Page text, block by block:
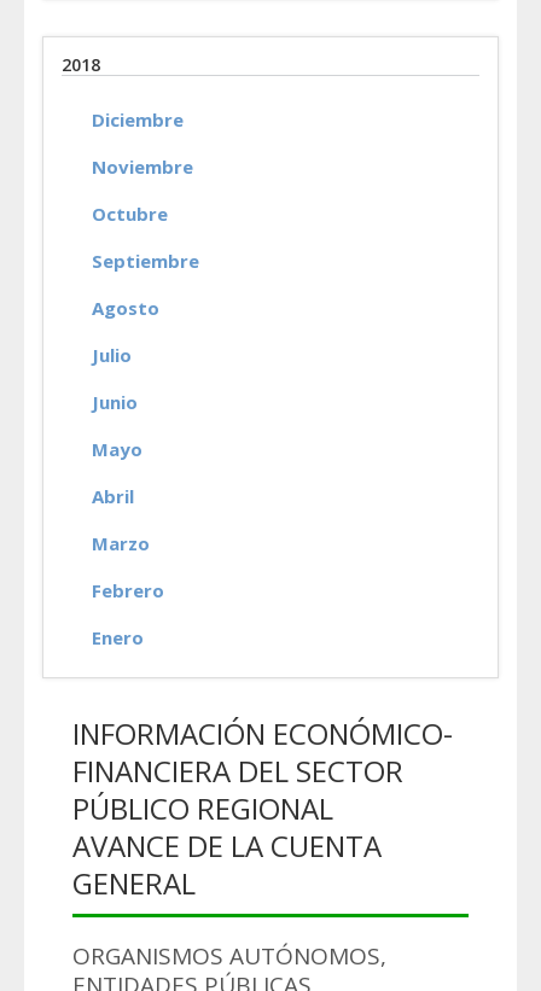
2018
Diciembre
Noviembre
Octubre
Septiembre
Agosto
Julio
Junio
Mayo
Abril
Marzo
Febrero
Enero
INFORMACIÓN ECONÓMICO-
FINANCIERA DEL SECTOR
PÚBLICO REGIONAL
AVANCE DE LA CUENTA
GENERAL
ORGANISMOS AUTÓNOMOS,